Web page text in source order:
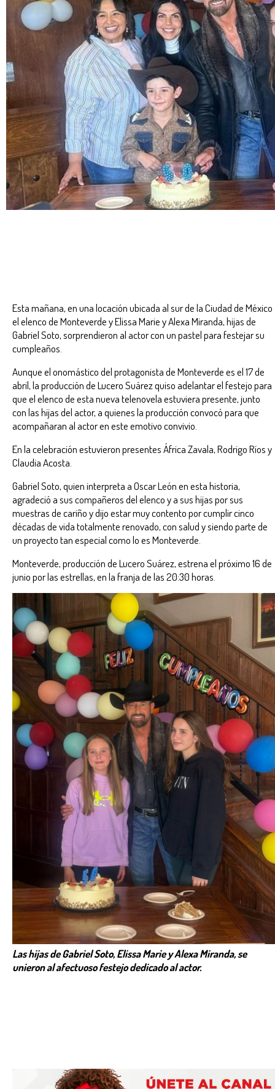
Esta mañana, en una locación ubicada al sur de la Ciudad de México
el elenco de Monteverde y Elissa Marie y Alexa Miranda, hijas de
Gabriel Soto, sorprendieron al actor con un pastel para festejar su
cumpleaños.
Aunque el onomástico del protagonista de Monteverde es el 17 de
abril, la producción de Lucero Suárez quiso adelantar el festejo para
que el elenco de esta nueva telenovela estuviera presente, junto
con las hijas del actor, a quienes la producción convocó para que
acompañaran al actor en este emotivo convivio.
En la celebración estuvieron presentes África Zavala, Rodrigo Ríos y
Claudia Acosta.
Gabriel Soto, quien interpreta a Oscar León en esta historia,
agradeció a sus compañeros del elenco y a sus hijas por sus
muestras de cariño y dijo estar muy contento por cumplir cinco
décadas de vida totalmente renovado, con salud y siendo parte de
un proyecto tan especial como lo es Monteverde.
Monteverde, producción de Lucero Suárez, estrena el próximo 16 de
junio por las estrellas, en la franja de las 20:30 horas.
Las hijas de Gabriel Soto, Elissa Marie y Alexa Miranda, se
unieron al afectuoso festejo dedicado al actor.